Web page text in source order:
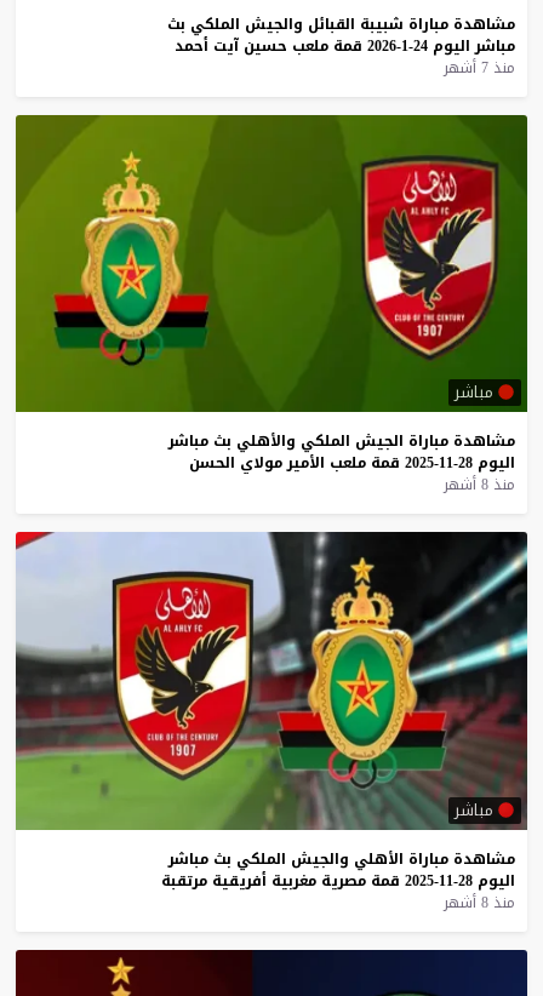
مشاهدة مباراة شبيبة القبائل والجيش الملكي بث
مباشر اليوم 24-1-2026 قمة ملعب حسين آيت أحمد
منذ 7 أشهر
مباشر
مشاهدة مباراة الجيش الملكي والأهلي بث مباشر
اليوم 28-11-2025 قمة ملعب الأميرمولاي الحسن
منذ 8 أشهر
مباشر
مشاهدة مباراة الأهلي والجيش الملكي بث مباشر
اليوم 28-11-2025 قمة مصرية مغربية أفريقية مرتقبة
منذ 8 أشهر